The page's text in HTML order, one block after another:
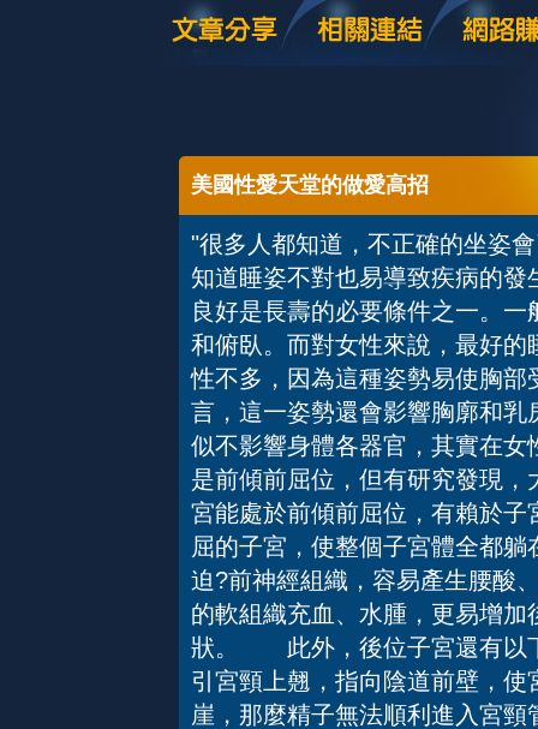
美國性愛天堂的做愛高招
"很多人都知道，不正確的坐姿
知道睡姿不對也易導致疾病的
良好是長壽的必要條件之一。
和俯臥。而對女性來說，最好
性不多，因為這種姿勢易使胸
言，這一姿勢還會影響胸廓和
似不影響身體各器官，其實在
是前傾前屈位，但有研究發現
宮能處於前傾前屈位，有賴於
屈的子宮，使整個子宮體全都
迫?前神經組織，容易產生腰酸
的軟組織充血、水腫，更易增
狀。 此外，後位子宮還有
引宮頸上翹，指向陰道前壁，
崖，那麼精子無法順利進入